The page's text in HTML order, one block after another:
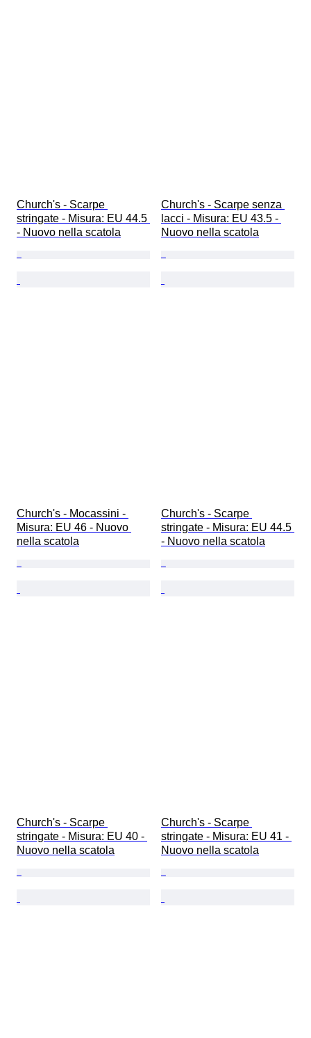
Church's - Scarpe
stringate - Misura: EU 44.5
- Nuovo nella scatola
Church's - Scarpe senza
lacci - Misura: EU 43.5 -
Nuovo nella scatola
Church's - Mocassini -
Misura: EU 46 - Nuovo
nella scatola
Church's - Scarpe
stringate - Misura: EU 44.5
- Nuovo nella scatola
Church's - Scarpe
stringate - Misura: EU 40 -
Nuovo nella scatola
Church's - Scarpe
stringate - Misura: EU 41 -
Nuovo nella scatola